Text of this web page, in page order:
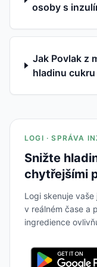
osoby s
Jak Povlak z
hladinu cukru
LOGI · SPRÁVA
Snižte
chytřejšími
Logi skenuje
v reálném čase a
ingredience